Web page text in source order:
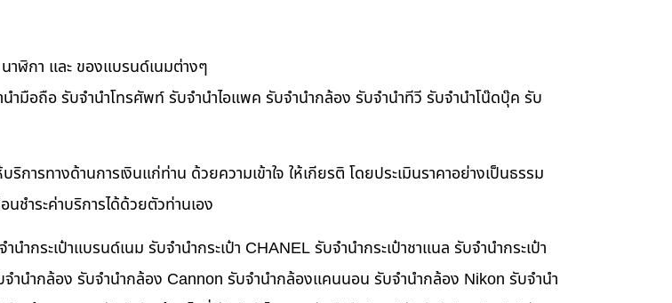
าฬิกา และ ของแบรนด์เนมต่างๆ
มือถือ รับจำนำโทรศัพท์ รับจำนำไอแพค รับจำนำกล้อง รับจำนำทีวี รับจำนำโน๊ดบุ๊ค รับ
ารทางด้านการเงินแก่ท่าน ด้วยความเข้าใจ ให้เกียรติ โดยประเมินราคาอย่างเป็นธรรม
ชำระค่าบริการได้ด้วยตัวท่านเอง
ำกระเป๋าแบรนด์เนม รับจำนำกระเป๋า CHANEL รับจำนำกระเป๋าชาแนล รับจำนำกระเป๋า
ำนำกล้อง รับจำนำกล้อง Cannon รับจำนำกล้องแคนนอน รับจำนำกล้อง Nikon รับจำนำ